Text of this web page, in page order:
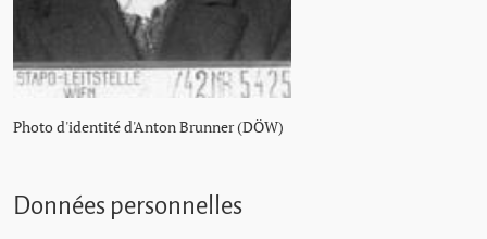
Photo d'identité d'Anton Brunner (DÖW)
Données personnelles